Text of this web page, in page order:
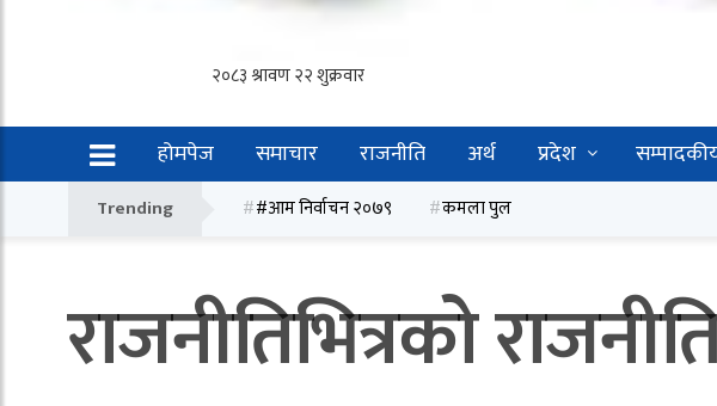
होमपेज समाचार राजनीति अर्थ प्रदेश
Trending #आम निर्वाचन २०७९ कमला पुल
राजनीतिभित्रको